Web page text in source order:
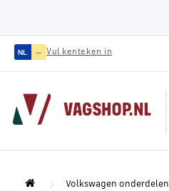
NL — Vul kenteken in
Volkswagen onderdelen